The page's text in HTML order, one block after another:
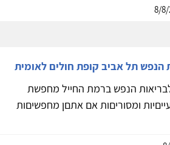
הנפש תל אביב קופת חולים לאומית
הנפש ברמת החייל מחפשת
ומסוריםות אם אתםן מחפשיםות